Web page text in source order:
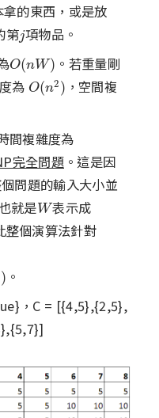
的東西，或是放
第j
j項物品。
O(nW)
O(nW)
。若重量剛
為 O(n2)
O(n2)
，空間複
間複雜度為
完全問題 。這是因
問題的輸入大小並
就是W
W 表示成
個演算法針對
) 。
，C = [{4,5},{2,5},